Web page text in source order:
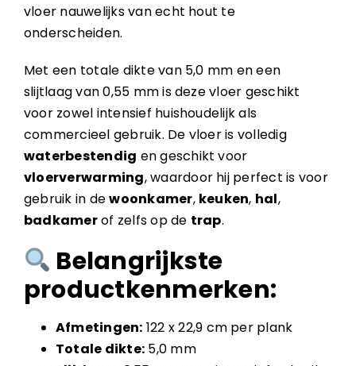
vloer nauwelijks van echt hout te
onderscheiden.
Met een totale dikte van 5,0 mm en een
slijtlaag van 0,55 mm is deze vloer geschikt
voor zowel intensief huishoudelijk als
commercieel gebruik. De vloer is volledig
waterbestendig en geschikt voor
vloerverwarming, waardoor hij perfect is voor
gebruik in dewoonkamer, keuken, hal,
badkamerof zelfs op de trap.
Belangrijkste
productkenmerken:
Afmetingen: 122 x 22,9 cm per plank
Totale dikte: 5,0 mm